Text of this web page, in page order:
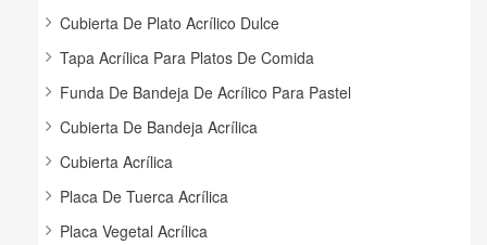
Cubierta De Plato Acrílico Dulce
Tapa Acrílica Para Platos De Comida
Funda De Bandeja De Acrílico Para Pastel
Cubierta De Bandeja Acrílica
Cubierta Acrílica
Placa De Tuerca Acrílica
Placa Vegetal Acrílica